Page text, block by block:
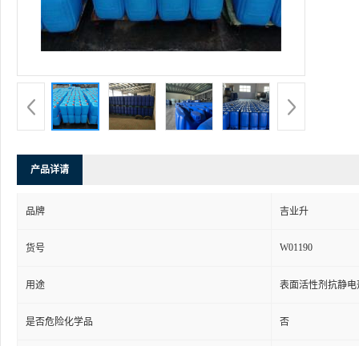
产品详请
品牌 吉业升
货号 W01190
用途 表面活性剂抗静电
是否危险化学品 否